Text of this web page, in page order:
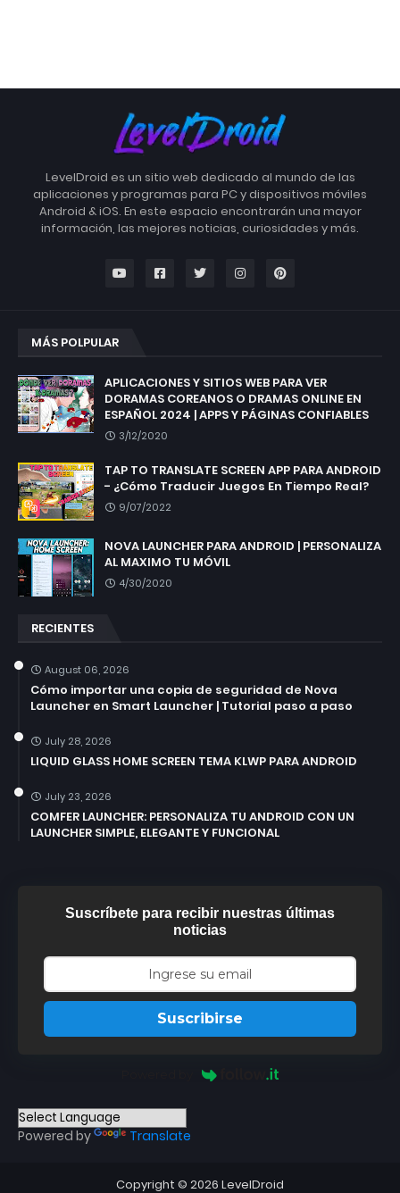
LevelDroid es un sitio web dedicado al mundo de las
aplicaciones y programas para PC y dispositivos móviles
Android & iOS. En este espacio encontrarán una mayor
información, las mejores noticias, curiosidades y más.
MÁS POLPULAR
APLICACIONES Y SITIOS WEB PARA VER
DORAMAS COREANOS O DRAMAS ONLINE EN
ESPAÑOL 2024 | APPS Y PÁGINAS CONFIABLES
3/12/2020
TAP TO TRANSLATE SCREEN APP PARA ANDROID
- ¿Cómo Traducir Juegos En Tiempo Real?
9/07/2022
NOVA LAUNCHER PARA ANDROID | PERSONALIZA
AL MAXIMO TU MÓVIL
4/30/2020
RECIENTES
August 06, 2026
Cómo importar una copia de seguridad de Nova
Launcher en Smart Launcher | Tutorial paso a paso
July 28, 2026
LIQUID GLASS HOME SCREEN TEMA KLWP PARA ANDROID
July 23, 2026
COMFER LAUNCHER: PERSONALIZA TU ANDROID CON UN
LAUNCHER SIMPLE, ELEGANTE Y FUNCIONAL
Suscríbete para recibir nuestras últimas
noticias
Suscribirse
Powered by Translate
Copyright © 2026 LevelDroid